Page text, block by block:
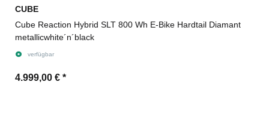
CUBE
Cube Reaction Hybrid SLT 800 Wh E-Bike Hardtail Diamant
metallicwhite´n´black
verfügbar
4.999,00 € *